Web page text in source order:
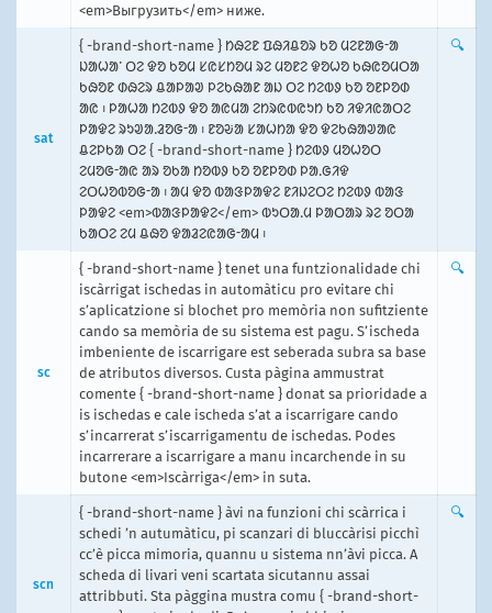
<em>Выгрузить</em> ниже.
sat
{ -brand-short-name } ᱴᱷᱮᱱ ᱯᱷᱤᱪᱚᱨ ᱠᱚ ᱢᱮᱱᱟᱜᱼᱟ
ᱡᱟᱦᱟᱸ ᱛᱮ ᱫᱚ ᱠᱚᱢ ᱥᱭᱥᱴᱚᱢ ᱨᱮ ᱢᱚᱱᱮ ᱫᱚᱦᱚ ᱠᱷᱭᱚᱢᱛᱟ
ᱠᱷᱚᱱ ᱰᱷᱮᱨ ᱪᱟᱞᱟᱣ ᱞᱮᱠᱷᱟᱱ ᱟᱡ ᱛᱮ ᱴᱮᱵᱽ ᱠᱚ ᱚᱱᱞᱚᱰ
ᱟᱭ ᱾ ᱞᱟᱦᱟ ᱴᱮᱵᱽ ᱫᱚ ᱟᱭᱢᱟ ᱮᱴᱨᱭᱵᱭᱩᱴ ᱠᱚ ᱤᱫᱤᱭᱟᱛᱮ
ᱞᱟᱫᱮ ᱨᱩᱣᱟᱹᱲᱚᱜᱼᱟ ᱾ ᱱᱚᱶᱟ ᱥᱟᱦᱴᱟ ᱫᱚ ᱫᱮᱠᱷᱟᱣᱟᱭ
ᱪᱮᱞᱠᱟ ᱛᱮ { -brand-short-name } ᱴᱮᱵᱽ ᱢᱚᱦᱚᱛ
ᱮᱢᱚᱜᱼᱟᱭ ᱟᱨ ᱚᱠᱟ ᱴᱚᱵᱽ ᱠᱚ ᱚᱱᱞᱚᱰ ᱞᱟᱹᱜᱤᱫ
ᱮᱛᱦᱚᱵᱚᱜᱼᱟ ᱾ ᱟᱢ ᱫᱚ ᱵᱟᱝᱞᱟᱫᱮ ᱱᱤᱡᱮᱛᱮ ᱴᱮᱵᱽ ᱵᱟᱝ
ᱞᱟᱫᱮ <em>ᱵᱟᱝᱞᱟᱫᱮ</em> ᱵᱩᱛᱟᱹᱢ ᱞᱟᱛᱟᱨ ᱨᱮ ᱚᱛᱟ
ᱠᱟᱛᱮ ᱮᱢ ᱪᱷᱚ ᱫᱟᱲᱮᱭᱟᱜᱼᱟᱢ ᱾
🔍
sc
{ -brand-short-name } tenet una funtzionalidade chi
iscàrrigat ischedas in automàticu pro evitare chi
s’aplicatzione si blochet pro memòria non sufitziente
cando sa memòria de su sistema est pagu. S’ischeda
imbeniente de iscarrigare est seberada subra sa base
de atributos diversos. Custa pàgina ammustrat
comente { -brand-short-name } donat sa prioridade a
is ischedas e cale ischeda s’at a iscarrigare cando
s’incarrerat s’iscarrigamentu de ischedas. Podes
incarrerare a iscarrigare a manu incarchende in su
butone <em>Iscàrriga</em> in suta.
🔍
scn
{ -brand-short-name } àvi na funzioni chi scàrrica i
schedi ’n autumàticu, pi scanzari di bluccàrisi picchì
cc’è picca mimoria, quannu u sistema nn’àvi picca. A
scheda di livari veni scartata sicutannu assai
attribbuti. Sta pàggina mustra comu { -brand-short-
🔍